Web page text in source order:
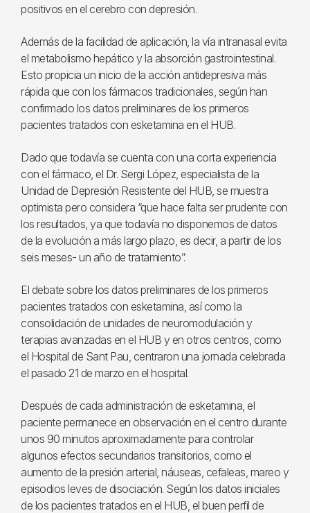
positivos en el cerebro con depresión.
Además de la facilidad de aplicación, la vía intranasal evita
el metabolismo hepático y la absorción gastrointestinal.
Esto propicia un inicio de la acción antidepresiva más
rápida que con los fármacos tradicionales, según han
confirmado los datos preliminares de los primeros
pacientes tratados con esketamina en el HUB.
Dado que todavía se cuenta con una corta experiencia
con el fármaco, el Dr. Sergi López, especialista de la
Unidad de Depresión Resistente del HUB, se muestra
optimista pero considera “que hace falta ser prudente con
los resultados, ya que todavía no disponemos de datos
de la evolución a más largo plazo, es decir, a partir de los
seis meses- un año de tratamiento”.
El debate sobre los datos preliminares de los primeros
pacientes tratados con esketamina, así como la
consolidación de unidades de neuromodulación y
terapias avanzadas en el HUB y en otros centros, como
el Hospital de Sant Pau, centraron una jornada celebrada
el pasado 21 de marzo en el hospital.
Después de cada administración de esketamina, el
paciente permanece en observación en el centro durante
unos 90 minutos aproximadamente para controlar
algunos efectos secundarios transitorios, como el
aumento de la presión arterial, náuseas, cefaleas, mareo y
episodios leves de disociación. Según los datos iniciales
de los pacientes tratados en el HUB, el buen perfil de